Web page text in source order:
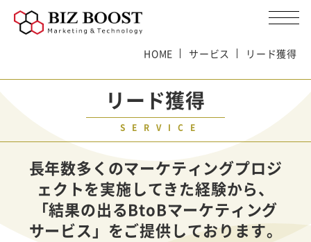
HOME サービス リード獲得
リード獲得
SERVICE
長年数多くのマーケティングプロジ
ェクトを実施してきた経験から、
「結果の出るBtoBマーケティング
サービス」をご提供しております。